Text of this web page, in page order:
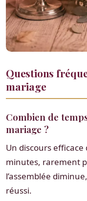
Questions
mariage
Combien de
mariage ?
Un discours
minutes, rarement
l’assemblée
réussi.